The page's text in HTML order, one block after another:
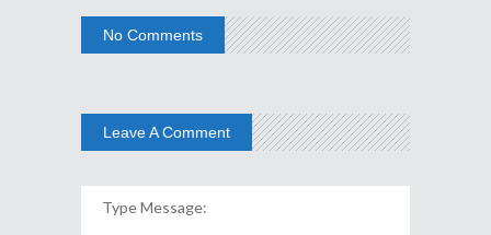
No Comments
Leave A Comment